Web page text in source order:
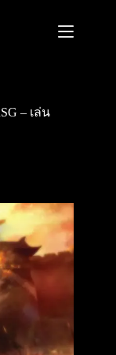
– เล่น